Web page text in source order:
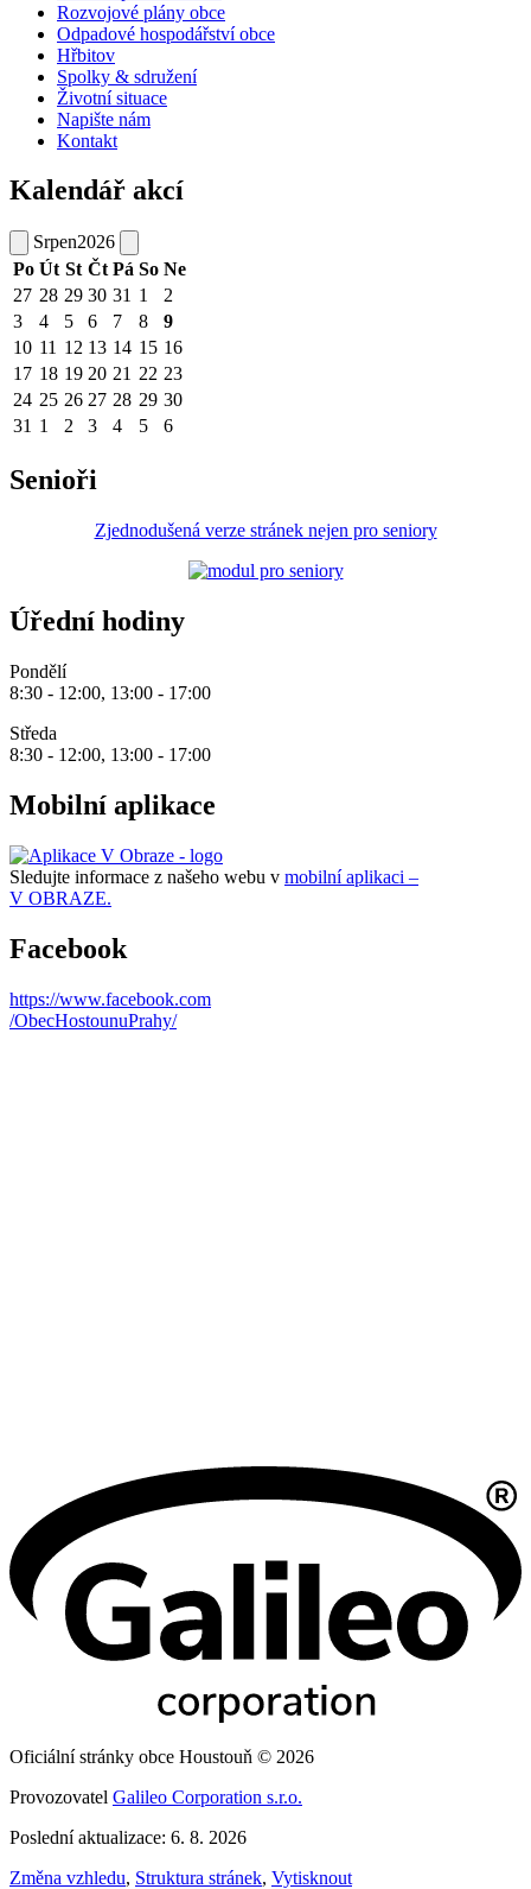
Rozvojové plány obce
Odpadové hospodářství obce
Hřbitov
Spolky & sdružení
Životní situace
Napište nám
Kontakt
Kalendář akcí
Srpen2026
Po Út St Čt Pá So Ne
27 28 29 30 31 1
2
3
4 5 6 7 8
9
10 11 12 13 14 15 16
17 18 19 20 21 22 23
24 25 26 27 28 29 30
31 1 2 3 4 5 6
Senioři
Zjednodušená verze stránek nejen pro seniory
Úřední hodiny
Pondělí
8:30 - 12:00, 13:00 - 17:00
Středa
8:30 - 12:00, 13:00 - 17:00
Mobilní aplikace
Sledujte informace z našeho webu v mobilní aplikaci –
V OBRAZE.
Facebook
https://www.facebook.com
/ObecHostounuPrahy/
Oficiální stránky obce Houstouň © 2026
Provozovatel Galileo Corporation s.r.o.
Poslední aktualizace: 6. 8. 2026
Změna vzhledu, Struktura stránek, Vytisknout